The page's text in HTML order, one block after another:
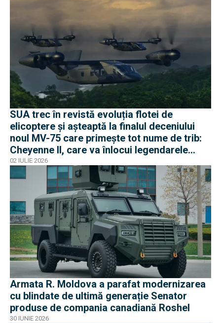
SUA trec în revistă evoluția flotei de
elicoptere și așteaptă la finalul deceniului
noul MV-75 care primește tot nume de trib:
Cheyenne II, care va înlocui legendarele
Black Hawk
02 IULIE 2026
Armata R. Moldova a parafat modernizarea
cu blindate de ultimă generație Senator
produse de compania canadiană Roshel
30 IUNIE 2026